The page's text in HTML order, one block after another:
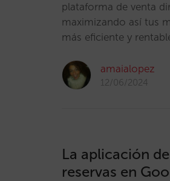
plataforma de venta
maximizando así tus
más eficiente y
amaialopez
12/06/2024
La aplicación
reservas en